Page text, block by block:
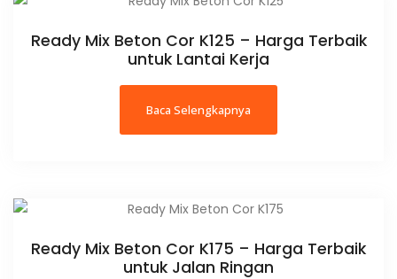
Ready Mix Beton Cor K125 – Harga Terbaik
untuk Lantai Kerja
Baca Selengkapnya
Ready Mix Beton Cor K175 – Harga Terbaik
untuk Jalan Ringan